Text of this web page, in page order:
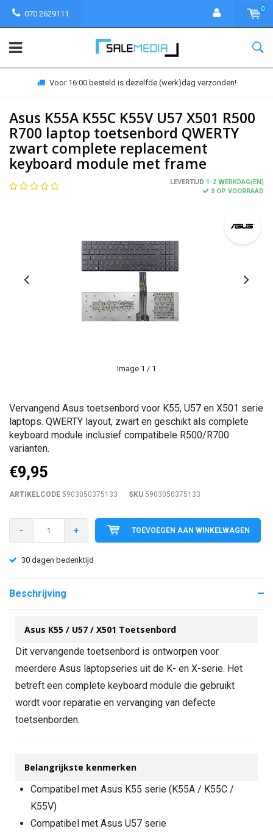
070 2629111
0
Voor 16:00 besteld is dezelfde (werk)dag verzonden!
Asus K55A K55C K55V U57 X501 R500
R700 laptop toetsenbord QWERTY
zwart complete replacement
keyboard module met frame
LEVERTIJD 1-2 WERKDAG(EN)
3 OP VOORRAAD
Image 1 / 1
Vervangend Asus toetsenbord voor K55, U57 en X501 serie
laptops. QWERTY layout, zwart en geschikt als complete
keyboard module inclusief compatibele R500/R700
varianten.
€9,95
ARTIKELCODE 5903050375133 SKU 5903050375133
- + TOEVOEGEN AAN WINKELWAGEN
30 dagen bedenktijd
Beschrijving
Asus K55 / U57 / X501 Toetsenbord
Dit vervangende toetsenbord is ontworpen voor
meerdere Asus laptopseries uit de K- en X-serie. Het
betreft een complete keyboard module die gebruikt
wordt voor reparatie en vervanging van defecte
toetsenborden.
Belangrijkste kenmerken
Compatibel met Asus K55 serie (K55A / K55C /
K55V)
Compatibel met Asus U57 serie